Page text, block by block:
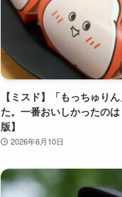
【ミスド】「もっちゅり
た。一番おいしかったの
版】
2026年6月10日